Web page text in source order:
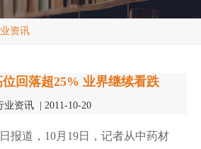
资讯
回落超25% 业界继续看跌
业资讯 | 2011-10-20
道，10月19日，记者从中药材